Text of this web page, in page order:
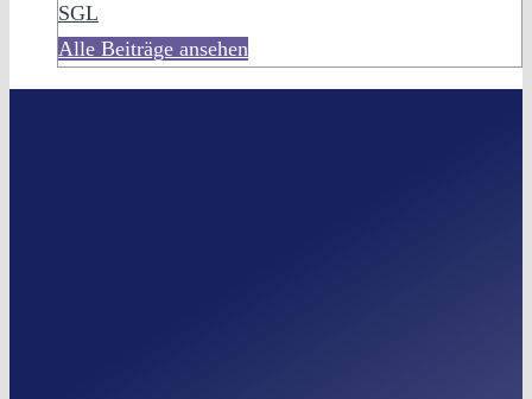
SGL
Alle Beiträge ansehen